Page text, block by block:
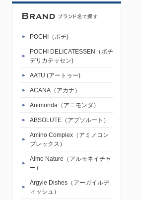
POCHI（ポチ)
POCHI DELICATESSEN（ポチ
デリカテッセン)
AATU (アートゥー)
ACANA（アカナ）
Animonda（アニモンダ）
ABSOLUTE（アブソルート）
Amino Complex（アミノコン
プレックス）
Almo Nature（アルモネイチャ
ー）
Argyle Dishes（アーガイルデ
ィッシュ）